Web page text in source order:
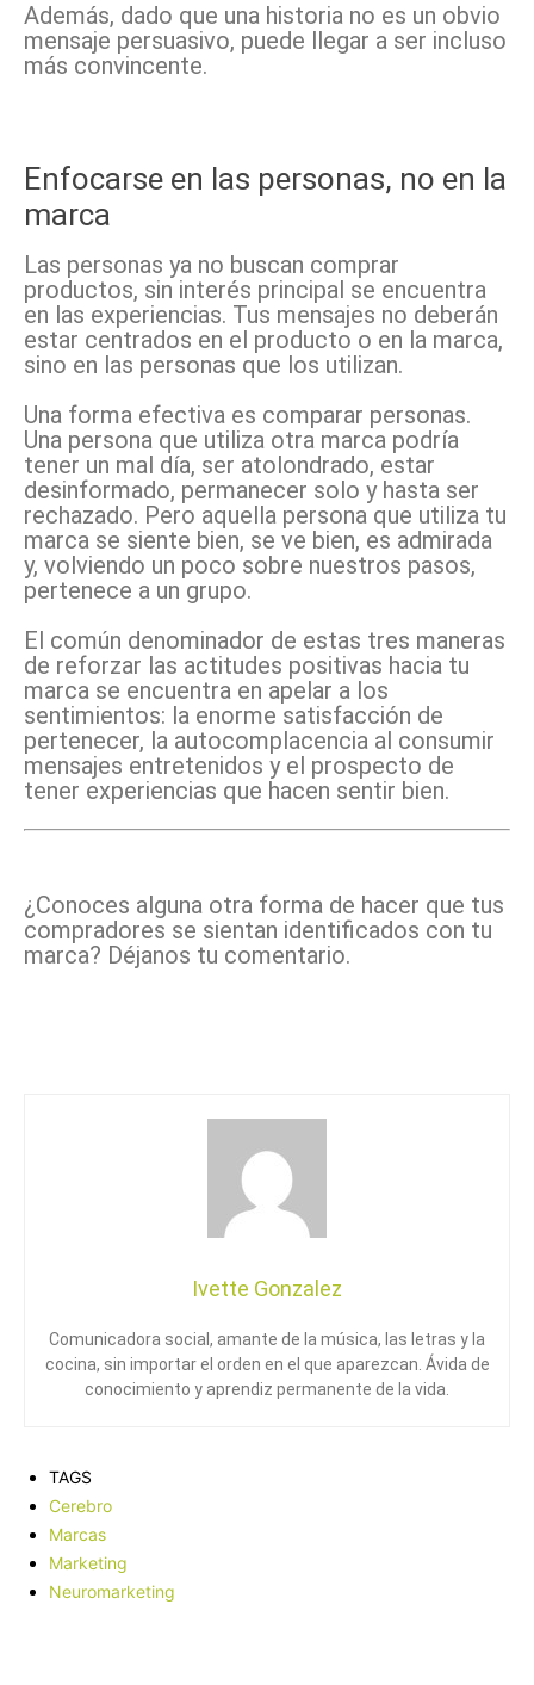
Además, dado que una historia no es un obvio
mensaje persuasivo, puede llegar a ser incluso
más convincente.
Enfocarse en las personas, no en la
marca
Las personas ya no buscan comprar
productos, sin interés principal se encuentra
en las experiencias. Tus mensajes no deberán
estar centrados en el producto o en la marca,
sino en las personas que los utilizan.
Una forma efectiva es comparar personas.
Una persona que utiliza otra marca podría
tener un mal día, ser atolondrado, estar
desinformado, permanecer solo y hasta ser
rechazado. Pero aquella persona que utiliza tu
marca se siente bien, se ve bien, es admirada
y, volviendo un poco sobre nuestros pasos,
pertenece a un grupo.
El común denominador de estas tres maneras
de reforzar las actitudes positivas hacia tu
marca se encuentra en apelar a los
sentimientos: la enorme satisfacción de
pertenecer, la autocomplacencia al consumir
mensajes entretenidos y el prospecto de
tener experiencias que hacen sentir bien.
¿Conoces alguna otra forma de hacer que tus
compradores se sientan identificados con tu
marca? Déjanos tu comentario.
Ivette Gonzalez
Comunicadora social, amante de la música, las letras y la
cocina, sin importar el orden en el que aparezcan. Ávida de
conocimiento y aprendiz permanente de la vida.
TAGS
Cerebro
Marcas
Marketing
Neuromarketing